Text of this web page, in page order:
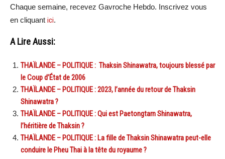
Chaque semaine, recevez Gavroche Hebdo. Inscrivez vous
en cliquant ici.
A Lire Aussi:
THAÏLANDE – POLITIQUE : Thaksin Shinawatra, toujours blessé par
le Coup d’État de 2006
THAÏLANDE – POLITIQUE : 2023, l’année du retour de Thaksin
Shinawatra ?
THAÏLANDE – POLITIQUE : Qui est Paetongtarn Shinawatra,
l’héritière de Thaksin ?
THAÏLANDE – POLITIQUE : La fille de Thaksin Shinawatra peut-elle
conduire le Pheu Thai à la tête du royaume ?